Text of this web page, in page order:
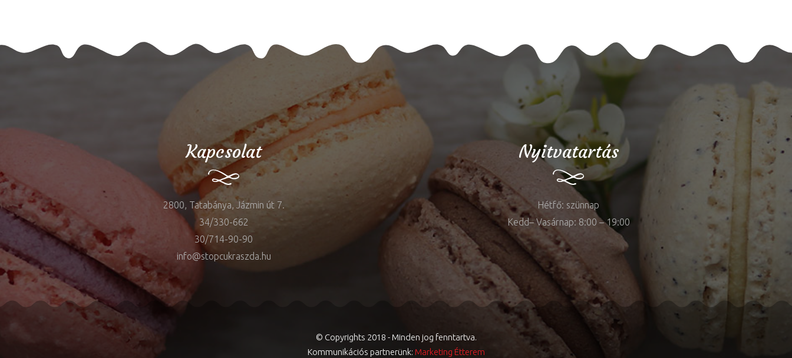
Kapcsolat
2800, Tatabánya, Jázmin út 7.
34/330-662
30/714-90-90
info@stopcukraszda.hu
Nyitvatartás
Hétfő: szünnap
Kedd– Vasárnap: 8:00 – 19:00
© Copyrights 2018 - Minden jog fenntartva.
Kommunikációs partnerünk: Marketing Étterem